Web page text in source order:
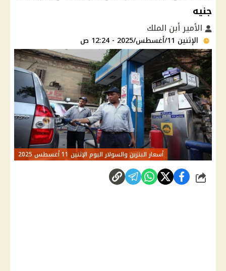
جنيه
الأمير أبن الملك
الإثنين 11/أغسطس/2025 - 12:24 ص
أسعار البنزين والسولار اليوم الإثنين 11 أغسطس 2025
شارك